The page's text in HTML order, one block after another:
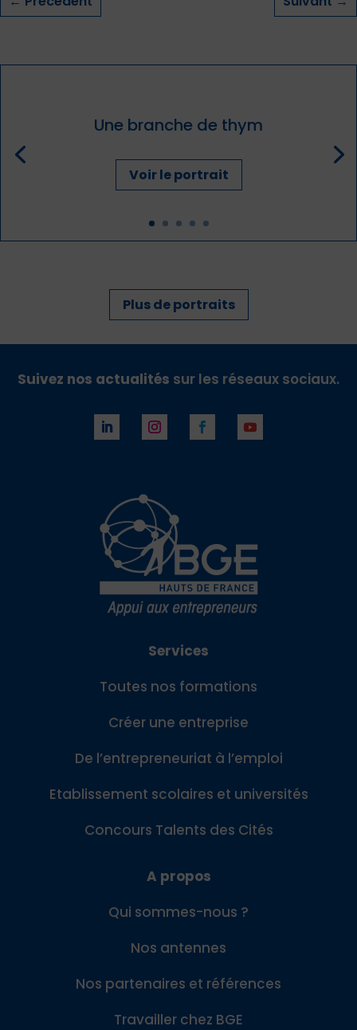
Une branche de thym
Voir le portrait
Plus de portraits
Suivez nos actualités sur les réseaux sociaux.
Services
Toutes nos formations
Créer une entreprise
De l’entrepreneuriat à l’emploi
Etablissement scolaires et universités
Concours Talents des Cités
A propos
Qui sommes-nous ?
Nos antennes
Nos partenaires et références
Travailler chez BGE